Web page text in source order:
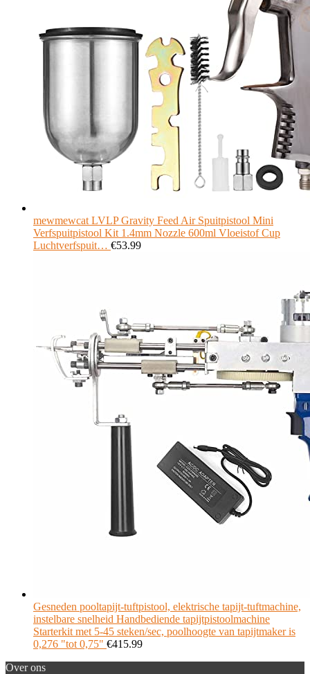
mewmewcat LVLP Gravity Feed Air Spuitpistool Mini
Verfspuitpistool Kit 1.4mm Nozzle 600ml Vloeistof Cup
Luchtverfspuit… €53.99
Gesneden pooltapijt-tuftpistool, elektrische tapijt-tuftmachine,
instelbare snelheid Handbediende tapijtpistoolmachine
Starterkit met 5-45 steken/sec, poolhoogte van tapijtmaker is
0,276 "tot 0,75" €415.99
Over ons